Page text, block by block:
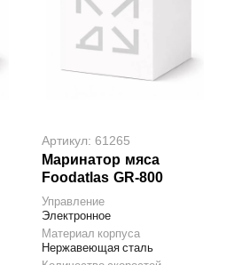
Артикул: 61265
Маринатор мяса
Foodatlas GR-800
Управление
Электронное
Материал корпуса
Нержавеющая сталь